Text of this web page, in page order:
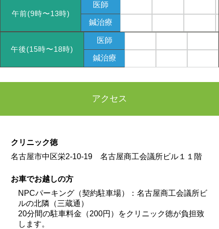
午前(9時〜13時)
医師
鍼治療
午後(15時〜18時)
医師
鍼治療
アクセス
クリニック徳
名古屋市中区栄2-10-19 名古屋商工会議所ビル１１階
お車でお越しの方
NPCパーキング（契約駐車場）：名古屋商工会議所ビ
ルの北隣（三蔵通）
20分間の駐車料金（200円）をクリニック徳が負担致
します。